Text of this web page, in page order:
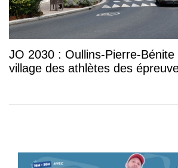
JO 2030 : Oullins-Pierre-
village des athlètes des